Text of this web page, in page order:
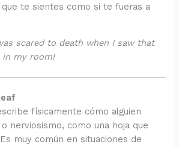
te sientes como si te fueras a
scared to death when I saw that
in my room!
físicamente cómo alguien
nerviosismo, como una hoja que
muy común en situaciones de